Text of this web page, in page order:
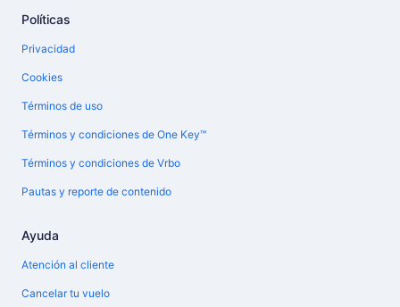
Políticas
Privacidad
Cookies
Términos de uso
Términos y condiciones de One Key™
Términos y condiciones de Vrbo
Pautas y reporte de contenido
Ayuda
Atención al cliente
Cancelar tu vuelo